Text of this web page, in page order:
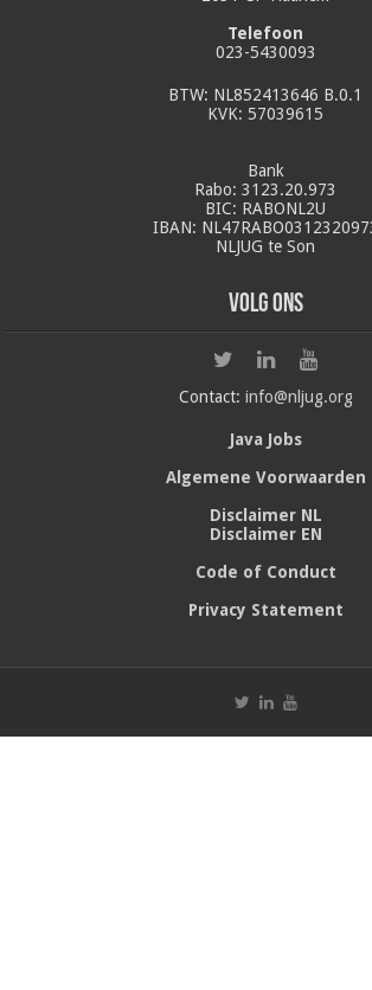
Telefoon
023-5430093
BTW: NL852413646 B.0.1
KVK: 57039615
Bank
Rabo: 3123.20.973
BIC: RABONL2U
IBAN:
NLJUG te Son
Volg ons
Contact: info@nljug.org
Java Jobs
Algemene Voorwaarden
Disclaimer NL
Disclaimer EN
Code of Conduct
Privacy Statement